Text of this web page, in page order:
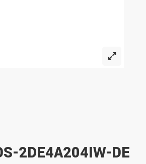
2DE4A204IW-DE